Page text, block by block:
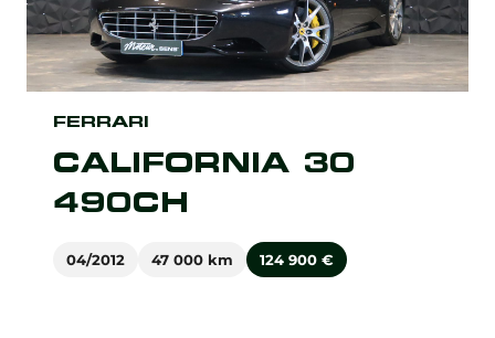
CALIFORNIA 30
490CH
FERRARI
04/2012 47 000 km 124 900 €